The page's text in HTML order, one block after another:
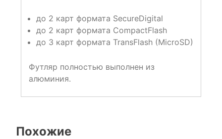
до 2 карт формата SecureDigital
до 2 карт формата CompactFlash
до 3 карт формата TransFlash (MicroSD)
Футляр полностью выполнен из
алюминия.
Похожие